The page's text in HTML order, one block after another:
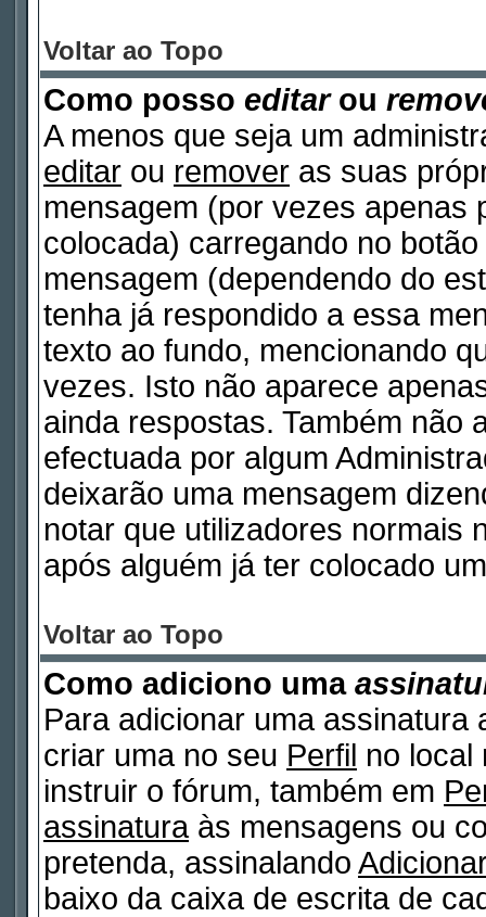
Voltar ao Topo
Como posso editarou
A menos que seja um
editar ou remover as suas
mensagem (por vezes apenas
colocada) carregando no botão
mensagem (dependendo do
tenha já respondido a essa
texto ao fundo, mencionando
vezes. Isto não aparece
ainda respostas. Também não
efectuada por algum
deixarão uma mensagem
notar que utilizadores normais
após alguém já ter colocado
Voltar ao Topo
Como adiciono uma
Para adicionar uma
criar uma no seu Perfil no local
instruir o fórum, também em
assinaturaàs mensagens ou
pretenda, assinalando
baixo da caixa de escrita de